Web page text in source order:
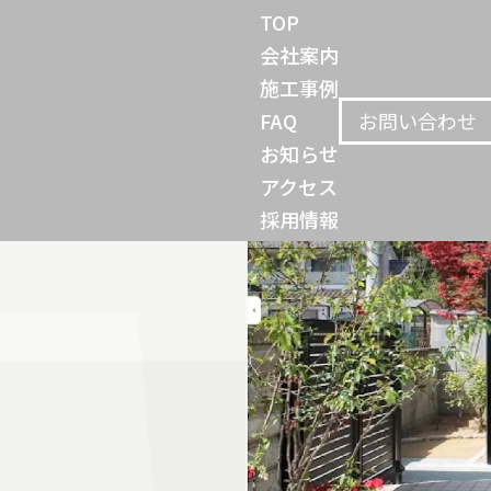
TOP
会社案内
施工事例
FAQ
お知らせ
アクセス
採用情報
お問い合わせ